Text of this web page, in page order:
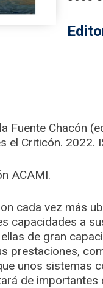
Fuente Chacón
el Criticón.
ACAMI.
cada vez más
capacidades a
de gran
prestaciones,
unos sistemas
de importantes